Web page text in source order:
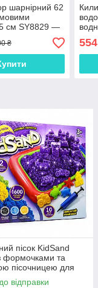
шарнірний 62
см SY8829 —
набір
пластик
₴
пісок KidSand
формочками та
пісочницею для
Toys KS-02-01
відправки